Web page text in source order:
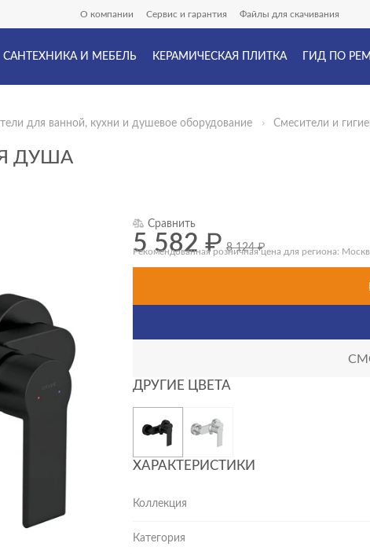
О компании Сервис и гарантия Файлы для скачивания
САНТЕХНИКА И МЕБЕЛЬ КЕРАМИЧЕСКАЯ ПЛИТКА ГИД ПО
для ванной, кухни и душевое оборудование Смесители и
ДУША
ХАРАКТЕРИСТИКИ
Коллекция
Категория
ДРУГИЕ ЦВЕТА
Сравнить
5 582₽ 8 124₽
Рекомендованная розничная цена для региона: